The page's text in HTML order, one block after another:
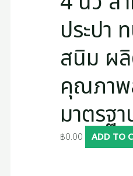
ประปา
สนิม ผ
คุณภา
มาตรฐ
฿0.00 ADD TO